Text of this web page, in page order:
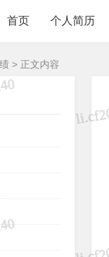
首页 个人简历
> 正文内容